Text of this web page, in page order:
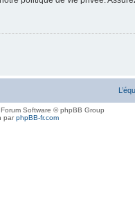
Software © phpBB Group
parphpBB-fr.com